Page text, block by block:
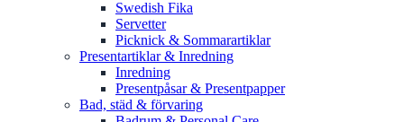
Swedish Fika
Servetter
Picknick & Sommarartiklar
Presentartiklar & Inredning
Inredning
Presentpåsar & Presentpapper
Bad, städ & förvaring